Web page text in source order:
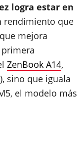
logra estar en
rendimiento que
mejora
primera
ZenBook A14,
), sino que iguala
el modelo más